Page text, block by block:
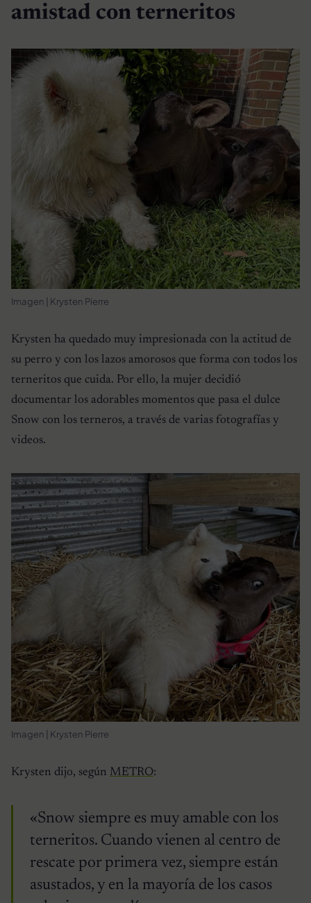
amistad con terneritos
Imagen | Krysten Pierre
Krysten ha quedado muy impresionada con la actitud de
su perro y con los lazos amorosos que forma con todos los
terneritos que cuida. Por ello, la mujer decidió
documentar los adorables momentos que pasa el dulce
Snow con los terneros, a través de varias fotografías y
videos.
Imagen | Krysten Pierre
Krysten dijo, según METRO:
«Snow siempre es muy amable con los
terneritos. Cuando vienen al centro de
rescate por primera vez, siempre están
asustados, y en la mayoría de los casos